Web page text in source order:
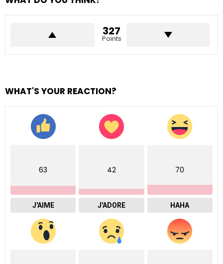
327
Points
WHAT'S YOUR REACTION?
63
J'AIME
42
J'ADORE
70
HAHA